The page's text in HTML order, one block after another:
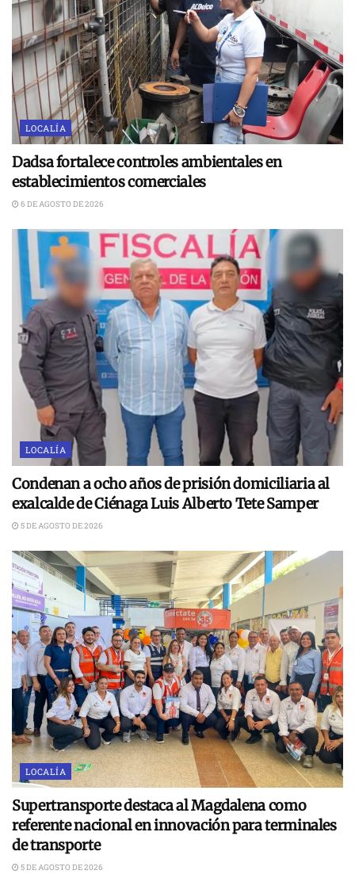
LOCALÍA
Dadsa fortalece controles ambientales en
establecimientos comerciales
6 DE AGOSTO DE 2026
LOCALÍA
Condenan a ocho años de prisión domiciliaria al
exalcalde de Ciénaga Luis Alberto Tete Samper
5 DE AGOSTO DE 2026
LOCALÍA
Supertransporte destaca al Magdalena como
referente nacional en innovación para terminales
de transporte
5 DE AGOSTO DE 2026